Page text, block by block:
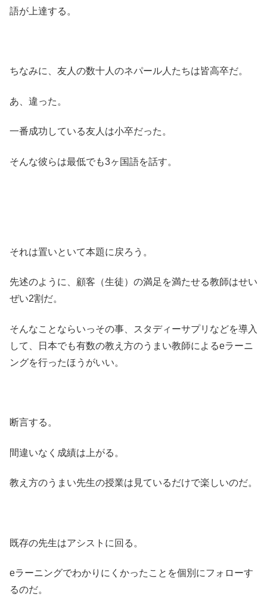
語が上達する。
ちなみに、友人の数十人のネパール人たちは皆高卒だ。
あ、違った。
一番成功している友人は小卒だった。
そんな彼らは最低でも3ヶ国語を話す。
それは置いといて本題に戻ろう。
先述のように、顧客（生徒）の満足を満たせる教師はせい
ぜい2割だ。
そんなことならいっその事、スタディーサプリなどを導入
して、日本でも有数の教え方のうまい教師によるeラーニ
ングを行ったほうがいい。
断言する。
間違いなく成績は上がる。
教え方のうまい先生の授業は見ているだけで楽しいのだ。
既存の先生はアシストに回る。
eラーニングでわかりにくかったことを個別にフォローす
るのだ。